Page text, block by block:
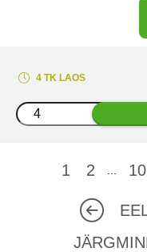
4 TK LAOS
1 2 10